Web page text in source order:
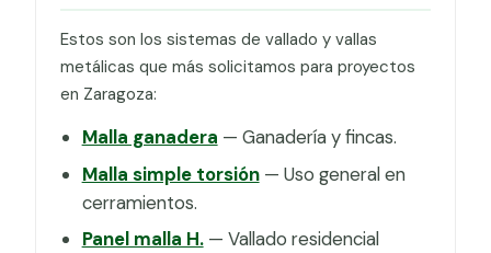
Estos son los sistemas de vallado y vallas
metálicas que más solicitamos para proyectos
en Zaragoza:
Malla ganadera — Ganadería y fincas.
Malla simple torsión— Uso general en
cerramientos.
Panel malla H.— Vallado residencial